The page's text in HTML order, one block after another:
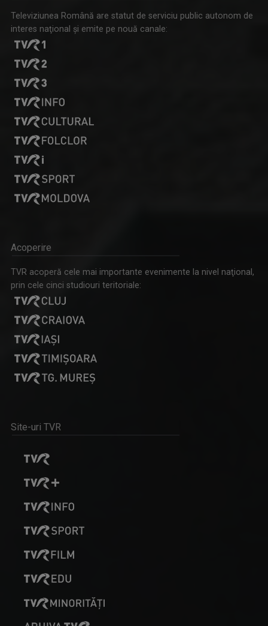
LOREDANA CORCHIȘ
Jurnalist TV senior, TVR Cluj. Interesată de ...
ALEXANDRU PUGNA
Televiziunea Română are statut de serviciu public autonom de
interes naţional şi emite pe nouă canale:
Acoperire
TVR acoperă cele mai importante evenimente la nivel naţional,
prin cele cinci studiouri teritoriale:
Site-uri TVR